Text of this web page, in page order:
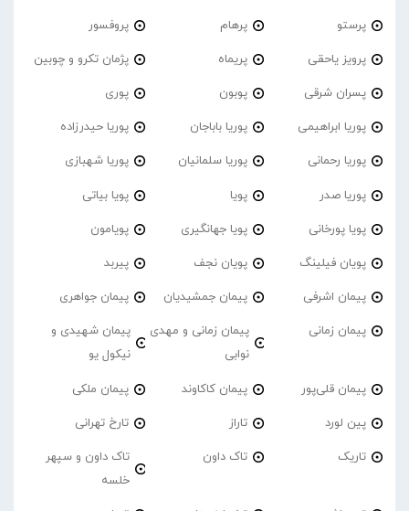
پرستو پرهام پروفسور
پرویز یاحقی پریماه پژمان تکرو و چوبین
پسران شرقی پوبون پوری
پوریا ابراهیمی پوریا باباجان پوریا حیدرزاده
پوریا رحمانی پوریا سلمانیان پوریا شهبازی
پوریا صدر پویا پویا بیاتی
پویا پورخانی پویا جهانگیری پویامون
پویان فیلینگ پویان نجف پیربد
پیمان اشرفی پیمان جمشیدیان پیمان جواهری
پیمان زمانی
پیمان زمانی و مهدی
نوابی
پیمان شهیدی و
نیکول یو
پیمان قلی‌پور پیمان کاکاوند پیمان ملکی
پین لورد تاراز تارخ تهرانی
تاریک تاک داون
تاک داون و سپهر
خلسه